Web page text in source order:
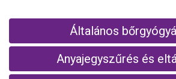
Általános
Anyajegyszűrés és